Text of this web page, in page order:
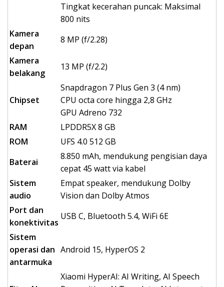
Tingkat kecerahan puncak: Maksimal
800 nits
Kamera
depan
8 MP (f/2.28)
Kamera
belakang
13 MP (f/2.2)
Chipset
Snapdragon 7 Plus Gen 3 (4 nm)
CPU octa core hingga 2,8 GHz
GPU Adreno 732
RAM
LPDDR5X 8 GB
ROM
UFS 4.0 512 GB
Baterai
8.850 mAh, mendukung pengisian daya
cepat 45 watt via kabel
Sistem
audio
Empat speaker, mendukung Dolby
Vision dan Dolby Atmos
Port dan
konektivitas
USB C, Bluetooth 5.4, WiFi 6E
Sistem
operasi dan
antarmuka
Android 15, HyperOS 2
Xiaomi HyperAI: AI Writing, AI Speech